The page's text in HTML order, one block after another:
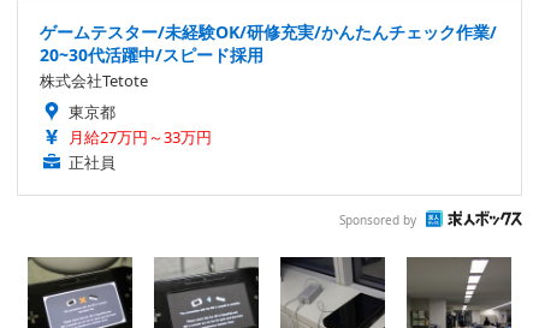
ゲームテスター/未経験OK/研修充実/かんたんチェック作業/
20~30代活躍中/スピード採用
株式会社Tetote
東京都
月給27万円～33万円
正社員
Sponsored by